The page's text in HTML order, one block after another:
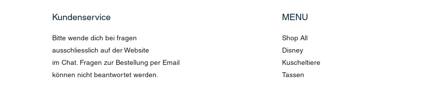
Kundenservice
Bitte wende dich bei fragen
ausschliesslich auf der Website
im Chat. Fragen zur Bestellung per Email
können nicht beantwortet werden.
MENU
Shop All
Disney
Kuscheltiere
Tassen